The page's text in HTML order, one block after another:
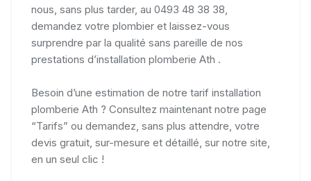
nous, sans plus tarder, au 0493 48 38 38,
demandez votre plombier et laissez-vous
surprendre par la qualité sans pareille de nos
prestations d’installation plomberie Ath .
Besoin d’une estimation de notre tarif installation
plomberie Ath ? Consultez maintenant notre page
“Tarifs” ou demandez, sans plus attendre, votre
devis gratuit, sur-mesure et détaillé, sur notre site,
en un seul clic !